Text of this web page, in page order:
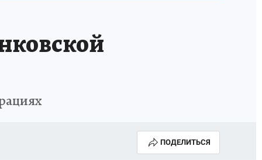
ДЕНЬ ПОБЕДЫ В САМАРЕ 2025
ПОДЕЛИТЬСЯ